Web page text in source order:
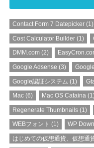
Contact Form 7 Datepicker(1)
Cost Calculator Builder(1)
DMM.com (2)
Google Adsense (3)
Google認証システム (1)
Mac(6) Mac OS Cataina
Regenerate Thumbnails(1)
WEBフォント (1) WP
はじめての仮想通貨、仮想通